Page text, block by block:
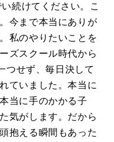
続けてください。こ
今まで本当にありが
私のやりたいことを
ズスクール時代から
つせず、毎日決して
ていました。本当に
当に手のかかる子
気がします。だから
抱える瞬間もあった